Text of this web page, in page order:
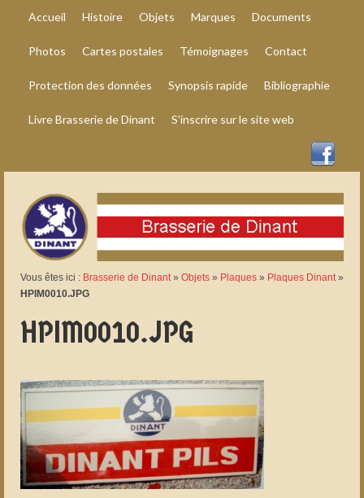
Accueil Histoire Objets Marques Documents
Photos Cartes postales Témoignages Contact
Protection des données Synopsis rapide Bibliographie
Livre Brasserie de Dinant S’inscrire sur le site web
Vous êtes ici : Brasserie de Dinant» Objets » Plaques » Plaques Dinant»
HPIM0010.JPG
HPIM0010.JPG